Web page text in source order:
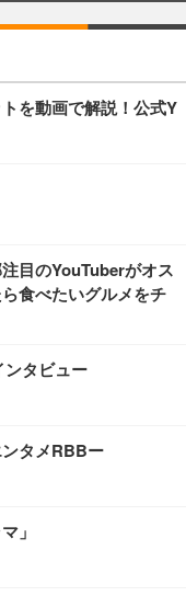
を動画で解説！公式Y
目のYouTuberがオス
食べたいグルメをチ
ンタビュー
ンタメRBBー
」